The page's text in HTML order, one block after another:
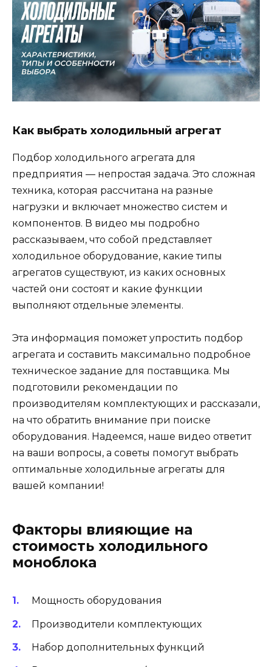
Как выбрать холодильный агрегат
Подбор холодильного агрегата для
предприятия — непростая задача. Это сложная
техника, которая рассчитана на разные
нагрузки и включает множество систем и
компонентов. В видео мы подробно
рассказываем, что собой представляет
холодильное оборудование, какие типы
агрегатов существуют, из каких основных
частей они состоят и какие функции
выполняют отдельные элементы.
Эта информация поможет упростить подбор
агрегата и составить максимально подробное
техническое задание для поставщика. Мы
подготовили рекомендации по
производителям комплектующих и рассказали,
на что обратить внимание при поиске
оборудования. Надеемся, наше видео ответит
на ваши вопросы, а советы помогут выбрать
оптимальные холодильные агрегаты для
вашей компании!
Факторы влияющие на
стоимость холодильного
моноблока
Мощность оборудования
Производители комплектующих
Набор дополнительных функций